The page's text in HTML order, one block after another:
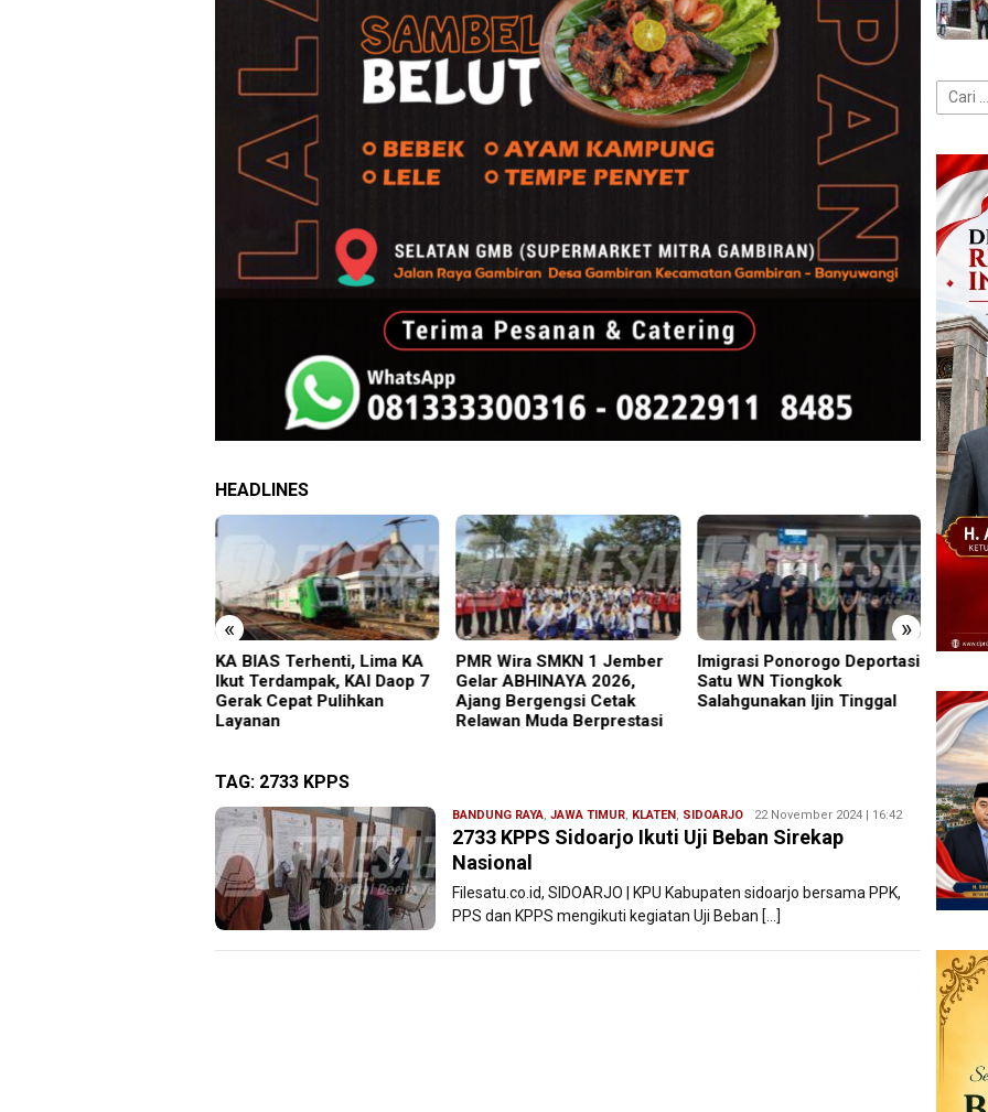
HEADLINES
« »
KA BIAS Terhenti, Lima KA
Ikut Terdampak, KAI Daop 7
Gerak Cepat Pulihkan
Layanan
PMR Wira SMKN 1 Jember
Gelar ABHINAYA 2026,
Ajang Bergengsi Cetak
Relawan Muda Berprestasi
Imigrasi Ponorogo Deportasi
Satu WN Tiongkok
Salahgunakan Ijin Tinggal
TAG: 2733 KPPS
BANDUNG RAYA, JAWA TIMUR, KLATEN, SIDOARJO Ryan
Karawang
22 November 2024 | 16:42
2733 KPPS Sidoarjo Ikuti Uji Beban Sirekap
Nasional
Filesatu.co.id, SIDOARJO | KPU Kabupaten sidoarjo bersama PPK,
PPS dan KPPS mengikuti kegiatan Uji Beban […]
Cari
untuk: